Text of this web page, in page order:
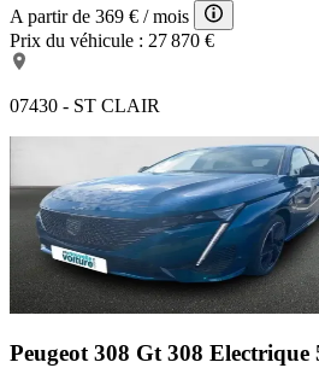
A partir de 369 € / mois
Prix du véhicule : 27 870 €
07430 - ST CLAIR
Peugeot 308 Gt308 Electrique